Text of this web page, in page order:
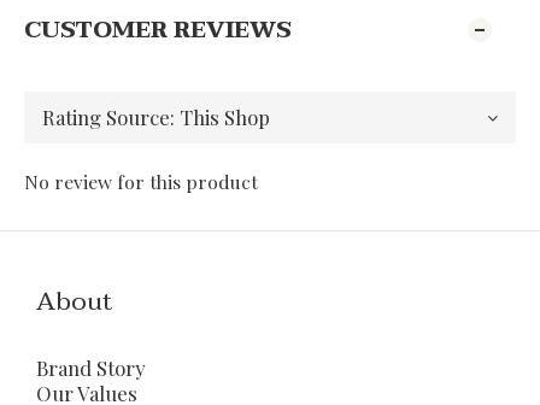
CUSTOMER REVIEWS
No review for this product
About
Brand Story
Our Values